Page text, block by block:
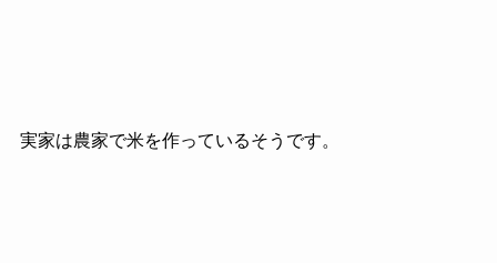
実家は農家で米を作っているそうです。